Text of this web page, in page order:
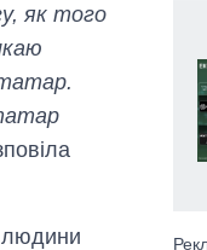
як того
людини
кількість
на
та